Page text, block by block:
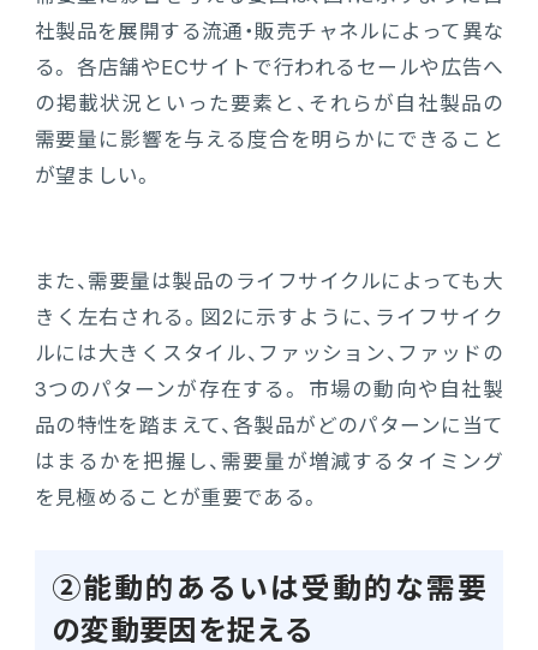
社製品を展開する流通・販売チャネルによって異な
る。 各店舗やECサイトで行われるセールや広告へ
の掲載状況といった要素と、それらが自社製品の
需要量に影響を与える度合を明らかにできること
が望ましい。
また、需要量は製品のライフサイクルによっても大
きく左右される。図2に示すように、ライフサイク
ルには大きくスタイル、ファッション、ファッドの
3つのパターンが存在する。 市場の動向や自社製
品の特性を踏まえて、各製品がどのパターンに当て
はまるかを把握し、需要量が増減するタイミング
を見極めることが重要である。
②能動的あるいは受動的な需要
の変動要因を捉える